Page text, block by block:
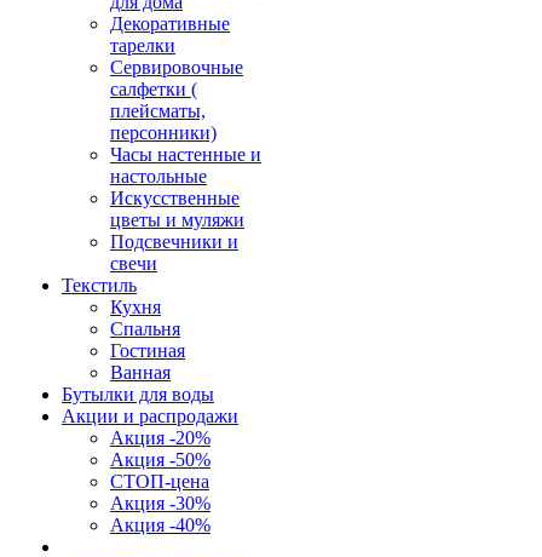
Декоративные
тарелки
Сервировочные
салфетки (
плейсматы,
персонники)
Часы настенные и
настольные
Искусственные
цветы и муляжи
Подсвечники и
свечи
Текстиль
Кухня
Спальня
Гостиная
Ванная
Бутылки для воды
Акции и распродажи
Акция -20%
Акция -50%
СТОП-цена
Акция -30%
Акция -40%